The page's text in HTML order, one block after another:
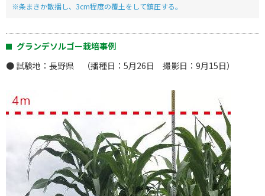
※条まきか散播し、3cm程度の覆土をして鎮圧する。
グランデソルゴー栽培事例
● 試験地：長野県 （播種日：5月26日 撮影日：9月15日）